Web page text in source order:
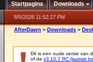
Startpagina Downloads
8/5/2026 11:52:27 PM
AfterDawn > Downloads >
Dit is een oude versie van
of de v3.10.7 RC (laatste